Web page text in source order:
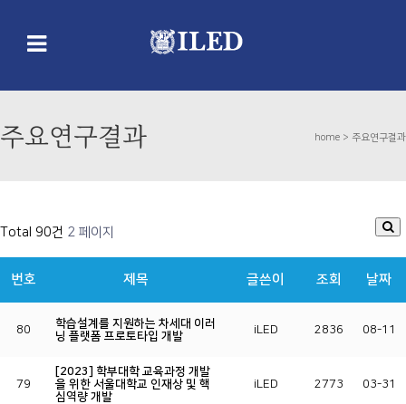
주요연구결과 home > 주요연구결과
Total 90건 2 페이지
번호 제목 글쓴이 조회 날짜
80
학습설계를 지원하는 차세대 이러
닝 플랫폼 프로토타입 개발
iLED 2836 08-11
79
[2023] 학부대학 교육과정 개발
을 위한 서울대학교 인재상 및 핵
심역량 개발
iLED 2773 03-31